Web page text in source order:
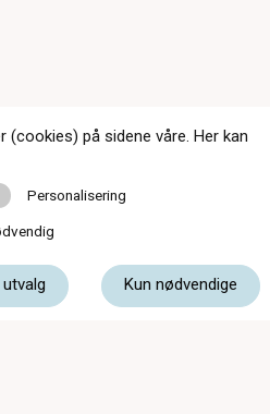
på sidene våre. Her kan
Personalisering
Kun nødvendige